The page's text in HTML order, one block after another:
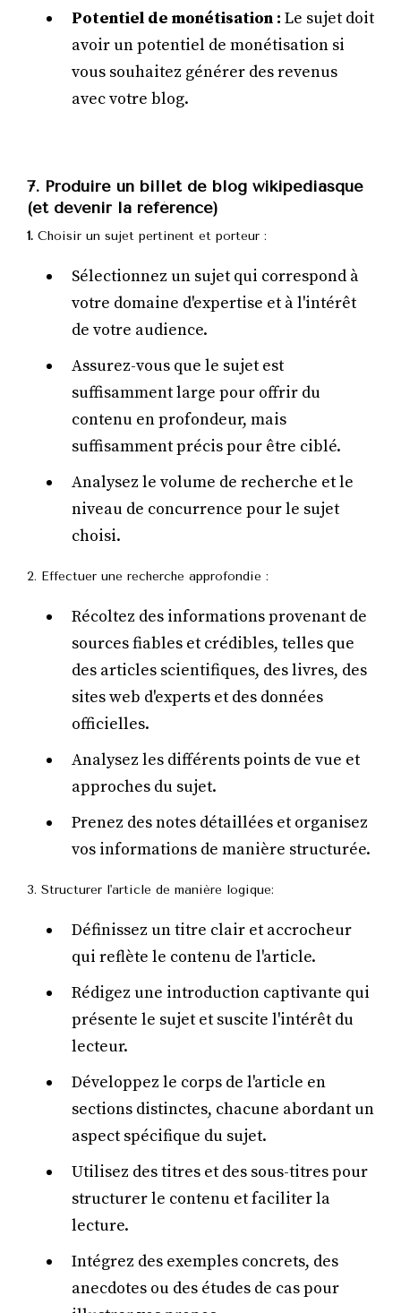
Potentiel de monétisation : Le sujet doit
avoir un potentiel de monétisation si
vous souhaitez générer des revenus
avec votre blog.
7. Produire un billet de blog wikipediasque
(et devenir la référence)
1. Choisir un sujet pertinent et porteur :
Sélectionnez un sujet qui correspond à
votre domaine d'expertise et à l'intérêt
de votre audience.
Assurez-vous que le sujet est
suffisamment large pour offrir du
contenu en profondeur, mais
suffisamment précis pour être ciblé.
Analysez le volume de recherche et le
niveau de concurrence pour le sujet
choisi.
2. Effectuer une recherche approfondie :
Récoltez des informations provenant de
sources fiables et crédibles, telles que
des articles scientifiques, des livres, des
sites web d'experts et des données
officielles.
Analysez les différents points de vue et
approches du sujet.
Prenez des notes détaillées et organisez
vos informations de manière structurée.
3. Structurer l'article de manière logique:
Définissez un titre clair et accrocheur
qui reflète le contenu de l'article.
Rédigez une introduction captivante qui
présente le sujet et suscite l'intérêt du
lecteur.
Développez le corps de l'article en
sections distinctes, chacune abordant un
aspect spécifique du sujet.
Utilisez des titres et des sous-titres pour
structurer le contenu et faciliter la
lecture.
Intégrez des exemples concrets, des
anecdotes ou des études de cas pour